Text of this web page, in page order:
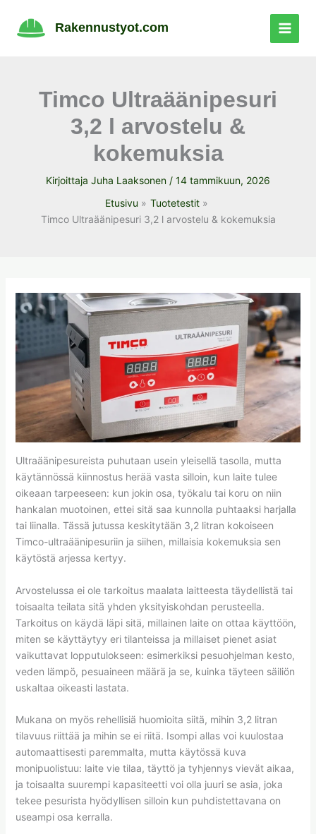
sisältöön
Rakennustyot.com
Timco Ultraäänipesuri
3,2 l arvostelu &
kokemuksia
Kirjoittaja Juha Laaksonen / 14 tammikuun, 2026
Etusivu
Tuotetestit
Timco Ultraäänipesuri 3,2 l arvostelu & kokemuksia
Ultraäänipesureista puhutaan usein yleisellä tasolla, mutta
käytännössä kiinnostus herää vasta silloin, kun laite tulee
oikeaan tarpeeseen: kun jokin osa, työkalu tai koru on niin
hankalan muotoinen, ettei sitä saa kunnolla puhtaaksi harjalla
tai liinalla. Tässä jutussa keskitytään 3,2 litran kokoiseen
Timco-ultraäänipesuriin ja siihen, millaisia kokemuksia sen
käytöstä arjessa kertyy.
Arvostelussa ei ole tarkoitus maalata laitteesta täydellistä tai
toisaalta teilata sitä yhden yksityiskohdan perusteella.
Tarkoitus on käydä läpi sitä, millainen laite on ottaa käyttöön,
miten se käyttäytyy eri tilanteissa ja millaiset pienet asiat
vaikuttavat lopputulokseen: esimerkiksi pesuohjelman kesto,
veden lämpö, pesuaineen määrä ja se, kuinka täyteen säiliön
uskaltaa oikeasti lastata.
Mukana on myös rehellisiä huomioita siitä, mihin 3,2 litran
tilavuus riittää ja mihin se ei riitä. Isompi allas voi kuulostaa
automaattisesti paremmalta, mutta käytössä kuva
monipuolistuu: laite vie tilaa, täyttö ja tyhjennys vievät aikaa,
ja toisaalta suurempi kapasiteetti voi olla juuri se asia, joka
tekee pesurista hyödyllisen silloin kun puhdistettavana on
useampi osa kerralla.